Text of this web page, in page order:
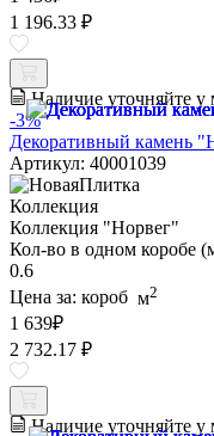
1 196.33 ₽
Наличие уточняйте у
-3%
Декоративный камень
Артикул: 40001039
Коллекция
Коллекция "Норвег"
Кол-во в одном коробе
0.6
Цена за: короб м2
1 639₽
2 732.17 ₽
Наличие уточняйте у